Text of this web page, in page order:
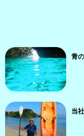
青
当